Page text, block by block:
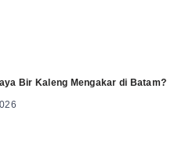
Bir Kaleng Mengakar di Batam?